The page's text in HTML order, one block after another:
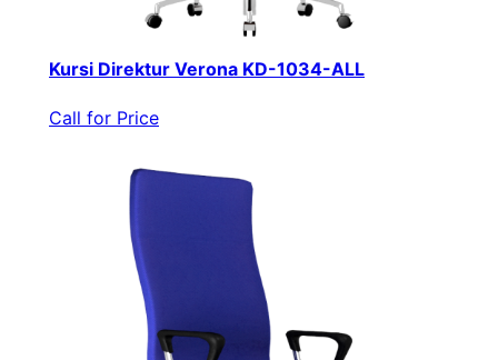
Kursi Direktur Verona KD-1034-ALL
Call for Price